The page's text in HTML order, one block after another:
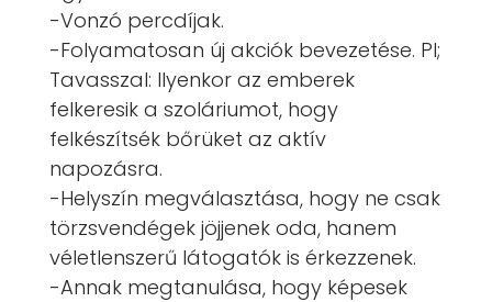
-Vonzó percdíjak.
-Folyamatosan új akciók bevezetése. Pl;
Tavasszal: Ilyenkor az emberek
felkeresik a szoláriumot, hogy
felkészítsék bőrüket az aktív
napozásra.
-Helyszín megválasztása, hogy ne csak
törzsvendégek jöjjenek oda, hanem
véletlenszerű látogatók is érkezzenek.
-Annak megtanulása, hogy képesek